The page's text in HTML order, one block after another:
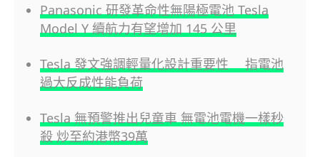
Panasonic 研發革命性無陽極電池 Tesla
Model Y 續航力有望增加 145 公里
Tesla 發文強調輕量化設計重要性 指電池
過大反成性能負荷
Tesla 無預警推出兒童車 無電池電機一樣秒
殺 炒至約港幣39萬